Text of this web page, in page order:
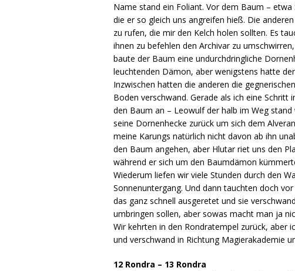
Name stand ein Foliant. Vor dem Baum –
die er so gleich uns angreifen hieß. Die
zu rufen, die mir den Kelch holen sollten. Es
ihnen zu befehlen den Archivar zu
baute der Baum eine undurchdringliche
leuchtenden Dämon, aber wenigstens hatte
Inzwischen hatten die anderen die
Boden verschwand. Gerade als ich eine
den Baum an – Leowulf der halb im Weg
seine Dornenhecke zurück um sich dem
meine Karungs natürlich nicht davon ab ihn
den Baum angehen, aber Hlutar riet uns den
während er sich um den Baumdämon
Wiederum liefen wir viele Stunden durch den
Sonnenuntergang. Und dann tauchten doch
das ganz schnell ausgeretet und sie
umbringen sollen, aber sowas macht man ja
Wir kehrten in den Rondratempel zurück, aber
und verschwand in Richtung Magierakademie
12 Rondra – 13 Rondra